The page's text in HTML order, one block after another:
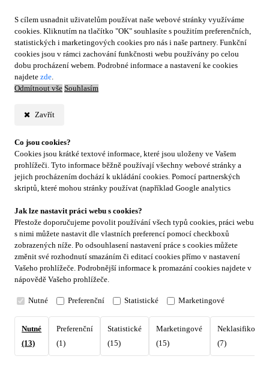
S cílem usnadnit uživatelům používat naše webové stránky využíváme
cookies. Kliknutím na tlačítko "OK" souhlasíte s použitím preferenčních,
statistických i marketingových cookies pro nás i naše partnery. Funkční
cookies jsou v rámci zachování funkčnosti webu používány po celou
dobu procházení webem. Podrobné informace a nastavení ke cookies
najdete zde.
Odmítnout vše Souhlasím
Zavřít
Co jsou cookies?
Cookies jsou krátké textové informace, které jsou uloženy ve Vašem
prohlížeči. Tyto informace běžně používají všechny webové stránky a
jejich procházením dochází k ukládání cookies. Pomocí partnerských
skriptů, které mohou stránky používat (například Google analytics
Jak lze nastavit práci webu s cookies?
Přestože doporučujeme povolit používání všech typů cookies, práci webu
s nimi můžete nastavit dle vlastních preferencí pomocí checkboxů
zobrazených níže. Po odsouhlasení nastavení práce s cookies můžete
změnit své rozhodnutí smazáním či editací cookies přímo v nastavení
Vašeho prohlížeče. Podrobnější informace k promazání cookies najdete v
nápovědě Vašeho prohlížeče.
Nutné Preferenční Statistické Marketingové
Nutné
(13)
Preferenční
(1)
Statistické
(15)
Marketingové
(15)
(7)